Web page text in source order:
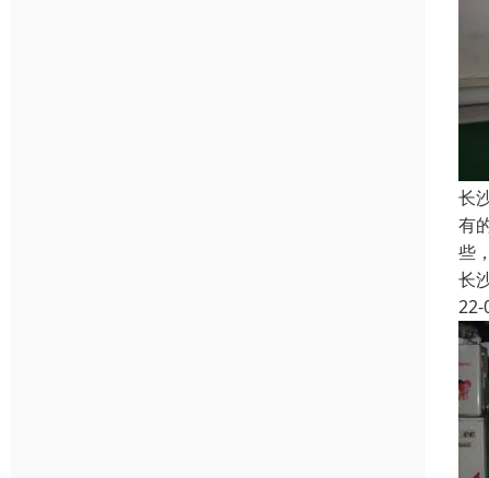
长
有
些
长
22-